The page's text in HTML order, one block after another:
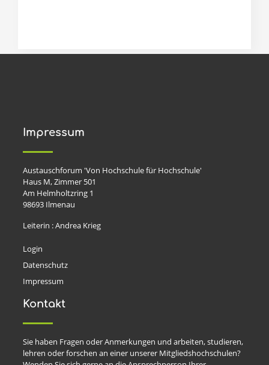
Impressum
Austauschforum 'Von Hochschule für Hochschule'
Haus M, Zimmer 501
Am Helmholtzring 1
98693 Ilmenau
Leiterin : Andrea Krieg
Login
Datenschutz
Impressum
Kontakt
Sie haben Fragen oder Anmerkungen und arbeiten, studieren,
lehren oder forschen an einer unserer Mitgliedshochschulen?